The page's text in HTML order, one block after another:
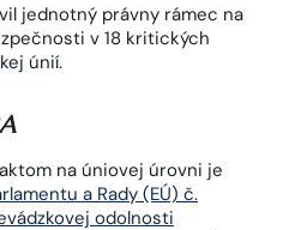
jednotný právny rámec na
v 18 kritických
únií.
na úniovej úrovni je
a Rady (EÚ) č.
odolnosti